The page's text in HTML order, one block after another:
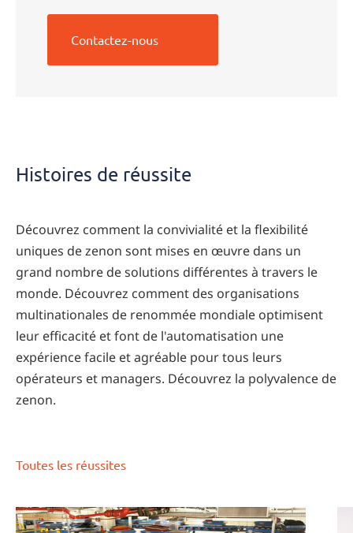
Contactez-nous
Histoires de réussite
Découvrez comment la convivialité et la flexibilité
uniques de zenon sont mises en œuvre dans un
grand nombre de solutions différentes à travers le
monde. Découvrez comment des organisations
multinationales de renommée mondiale optimisent
leur efficacité et font de l'automatisation une
expérience facile et agréable pour tous leurs
opérateurs et managers. Découvrez la polyvalence de
zenon.
Toutes les réussites